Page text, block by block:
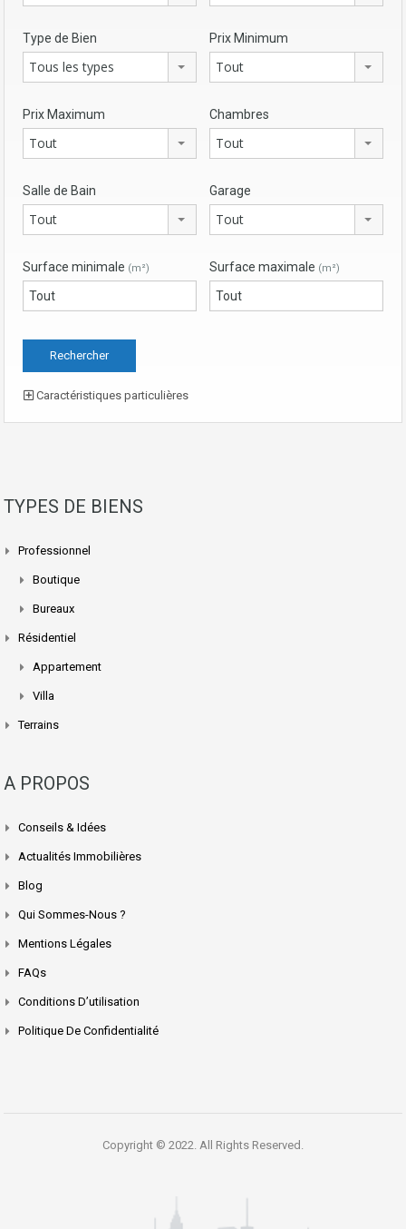
Type de Bien
Tous les types
Prix Minimum
Tout
Prix Maximum
Tout
Chambres
Tout
Salle de Bain
Tout
Garage
Tout
Surface minimale (m²) Surface maximale (m²)
Caractéristiques particulières
TYPES DE BIENS
Professionnel
Boutique
Bureaux
Résidentiel
Appartement
Villa
Terrains
A PROPOS
Conseils & Idées
Actualités Immobilières
Blog
Qui Sommes-Nous ?
Mentions Légales
FAQs
Conditions D’utilisation
Politique De Confidentialité
Copyright © 2022. All Rights Reserved.